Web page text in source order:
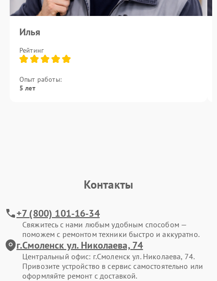
Илья
Рейтинг
Опыт работы:
5 лет
Контакты
+7 (800) 101-16-34
Свяжитесь с нами любым удобным способом —
поможем с ремонтом техники быстро и аккуратно.
г.Смоленск ул. Николаева, 74
Центральный офис: г.Смоленск ул. Николаева, 74.
Привозите устройство в сервис самостоятельно или
оформляйте ремонт с доставкой.